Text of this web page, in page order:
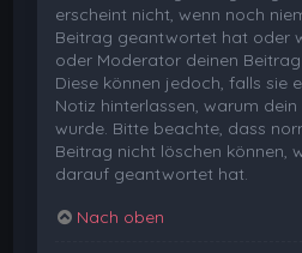
erscheint nicht, wenn noch
Beitrag geantwortet hat oder
oder Moderator deinen
Diese können jedoch, falls sie
Notiz hinterlassen, warum
wurde. Bitte beachte, dass
Beitrag nicht löschen können,
darauf geantwortet hat.
Nach oben